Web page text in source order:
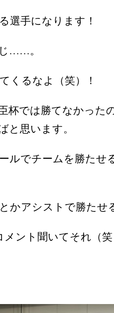
選手になります！
……。
くるなよ（笑）！
杯では勝てなかった
と思います。
ルでチームを勝たせ
かアシストで勝た
ント聞いてそれ（